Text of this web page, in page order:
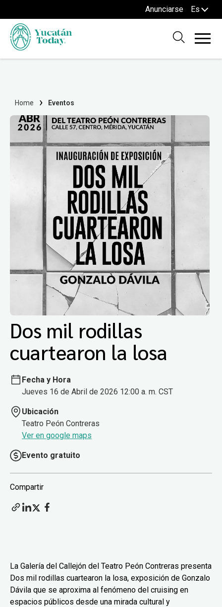
Anunciarse Es
Home Eventos
Dos mil rodillas
cuartearon la losa
Fecha y Hora
Jueves 16 de Abril de 2026 12:00 a. m. CST
Ubicación
Teatro Peón Contreras
Ver en google maps
Evento gratuito
Compartir
La Galería del Callejón del Teatro Peón Contreras presenta
Dos mil rodillas cuartearon la losa, exposición de Gonzalo
Dávila que se aproxima al fenómeno del cruising en
espacios públicos desde una mirada cultural y